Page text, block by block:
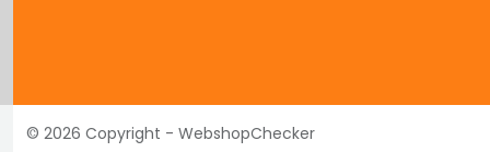
© 2026 Copyright - WebshopChecker